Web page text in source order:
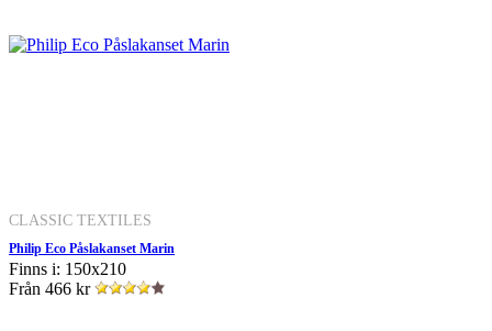
CLASSIC TEXTILES
Philip Eco Påslakanset Marin
Finns i: 150x210
Från 466 kr